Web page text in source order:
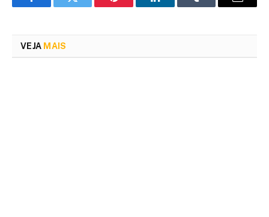
FacebookTwitter Pinterest LinkedInTumblr Email
VEJA MAIS